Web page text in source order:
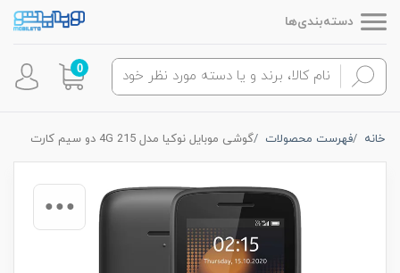
دسته‌بندی‌ها
0
خانه فهرست محصولات گوشی موبایل نوکیا مدل 215 4G دو سیم کارت